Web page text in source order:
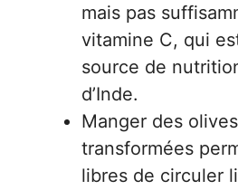
mais pas
vitamine C, qui
source de
d’Inde.
Manger des
transformées
libres de circuler